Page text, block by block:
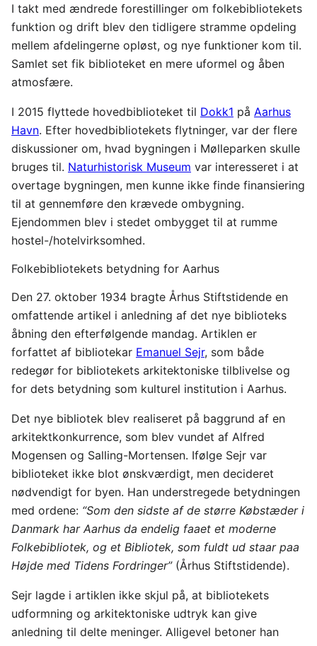
I takt med ændrede forestillinger om folkebibliotekets
funktion og drift blev den tidligere stramme opdeling
mellem afdelingerne opløst, og nye funktioner kom til.
Samlet set fik biblioteket en mere uformel og åben
atmosfære.
I 2015 flyttede hovedbiblioteket til Dokk1 på Aarhus
Havn. Efter hovedbibliotekets flytninger, var der flere
diskussioner om, hvad bygningen i Mølleparken skulle
bruges til. Naturhistorisk Museum var interesseret i at
overtage bygningen, men kunne ikke finde finansiering
til at gennemføre den krævede ombygning.
Ejendommen blev i stedet ombygget til at rumme
hostel-/hotelvirksomhed.
Folkebibliotekets betydning for Aarhus
Den 27. oktober 1934 bragte Århus Stiftstidende en
omfattende artikel i anledning af det nye biblioteks
åbning den efterfølgende mandag. Artiklen er
forfattet af bibliotekar Emanuel Sejr, som både
redegør for bibliotekets arkitektoniske tilblivelse og
for dets betydning som kulturel institution i Aarhus.
Det nye bibliotek blev realiseret på baggrund af en
arkitektkonkurrence, som blev vundet af Alfred
Mogensen og Salling-Mortensen. Ifølge Sejr var
biblioteket ikke blot ønskværdigt, men decideret
nødvendigt for byen. Han understregede betydningen
med ordene: “Som den sidste af de større Købstæder i
Danmark har Aarhus da endelig faaet et moderne
Folkebibliotek, og et Bibliotek, som fuldt ud staar paa
Højde med Tidens Fordringer”(Århus Stiftstidende).
Sejr lagde i artiklen ikke skjul på, at bibliotekets
udformning og arkitektoniske udtryk kan give
anledning til delte meninger. Alligevel betoner han